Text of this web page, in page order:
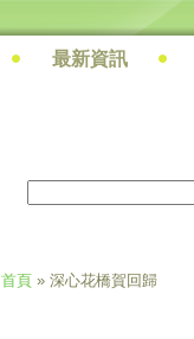
搜尋
最新資訊
首頁 » 深心花橋賀回歸